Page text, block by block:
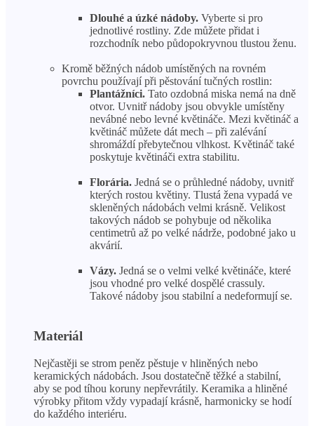
Dlouhé a úzké nádoby. Vyberte si pro
jednotlivé rostliny. Zde můžete přidat i
rozchodník nebo půdopokryvnou tlustou ženu.
Kromě běžných nádob umístěných na rovném
povrchu používají při pěstování tučných rostlin:
Plantážníci. Tato ozdobná miska nemá na dně
otvor. Uvnitř nádoby jsou obvykle umístěny
nevábné nebo levné květináče. Mezi květináč a
květináč můžete dát mech – při zalévání
shromáždí přebytečnou vlhkost. Květináč také
poskytuje květináči extra stabilitu.
Florária. Jedná se o průhledné nádoby, uvnitř
kterých rostou květiny. Tlustá žena vypadá ve
skleněných nádobách velmi krásně. Velikost
takových nádob se pohybuje od několika
centimetrů až po velké nádrže, podobné jako u
akvárií.
Vázy. Jedná se o velmi velké květináče, které
jsou vhodné pro velké dospělé crassuly.
Takové nádoby jsou stabilní a nedeformují se.
Materiál
Nejčastěji se strom peněz pěstuje v hliněných nebo
keramických nádobách. Jsou dostatečně těžké a stabilní,
aby se pod tíhou koruny nepřevrátily. Keramika a hliněné
výrobky přitom vždy vypadají krásně, harmonicky se hodí
do každého interiéru.